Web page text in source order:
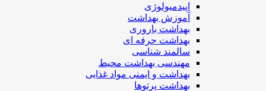
اپیدمیولوژی
آموزش بهداشت
بهداشت باروری
بهداشت حرفه ای
سالمند شناسی
مهندسی بهداشت محيط
بهداشت و ایمنی مواد غذایی
بهداشت پرتوها